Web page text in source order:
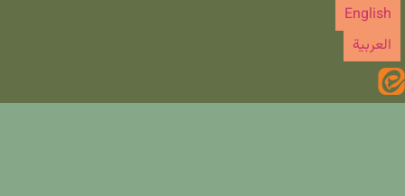
پرش
محتوا
English
العربیة